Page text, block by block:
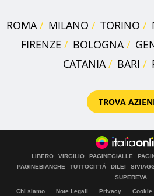
ROMA MILANO TORINO
FIRENZE
BOLOGNA
CATANIA
BARI
TROVA
LIBERO VIRGILIO PAGINEGIALLE
PAGINEBIANCHE
TUTTOCITTÀ DILEI
SUPEREVA
Chi siamo Note Legali Privacy Cookie